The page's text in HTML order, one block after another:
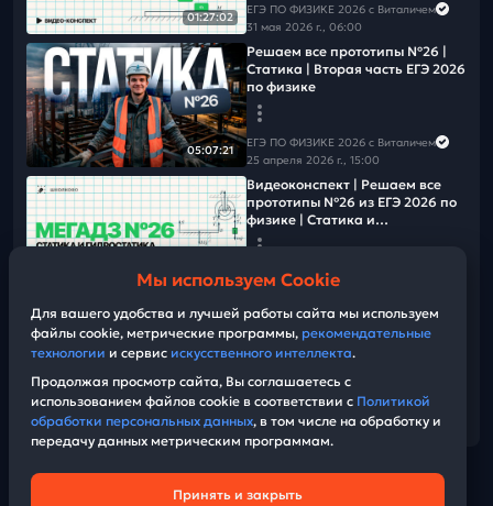
01:27:02
ЕГЭ ПО ФИЗИКЕ 2026 с Виталичем
31 мая 2026 г., 06:00
05:07:21
Решаем все прототипы Nº26 |
Статика | Вторая часть ЕГЭ 2026
по физике
ЕГЭ ПО ФИЗИКЕ 2026 с Виталичем
25 апреля 2026 г., 15:00
57:53
Видеоконcпект | Решаем все
прототипы №26 из ЕГЭ 2026 по
физике | Статика и
гидростатика
ЕГЭ ПО ФИЗИКЕ 2026 с Виталичем
31 мая 2026 г., 06:00
Всё про оформление №26 для
ЕГЭ 2026 по физике
ЕГЭ ПО ФИЗИКЕ 2026 с Виталичем
12 мая 2026 г., 17:00
Техническая поддержка
Мы используем Cookie
Для вашего удобства и лучшей работы сайта мы используем
файлы cookie, метрические программы, рекомендательные
технологии и сервис искусственного интеллекта.
Продолжая просмотр сайта, Вы соглашаетесь с
использованием файлов cookie в соответствии с Политикой
обработки персональных данных, в том числе на обработку и
передачу данных метрическим программам.
Принять и закрыть